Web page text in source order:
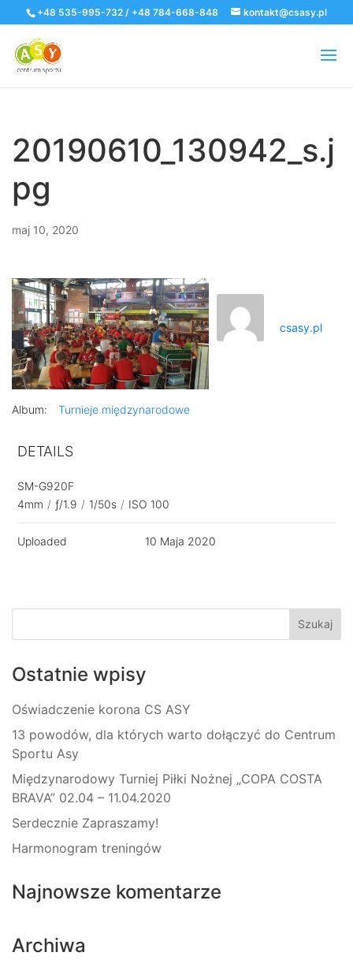
+48 535-995-732 / +48 784-668-848 kontakt@csasy.pl
20190610_130942_s.j
pg
maj 10, 2020
csasy.pl
Album: Turnieje międzynarodowe
DETAILS
SM-G920F
4mm / ƒ/1.9 / 1/50s / ISO 100
Uploaded 10 Maja 2020
Ostatnie wpisy
Oświadczenie korona CS ASY
13 powodów, dla których warto dołączyć do Centrum
Sportu Asy
Międzynarodowy Turniej Piłki Nożnej „COPA COSTA
BRAVA” 02.04 – 11.04.2020
Serdecznie Zapraszamy!
Harmonogram treningów
Najnowsze komentarze
Archiwa